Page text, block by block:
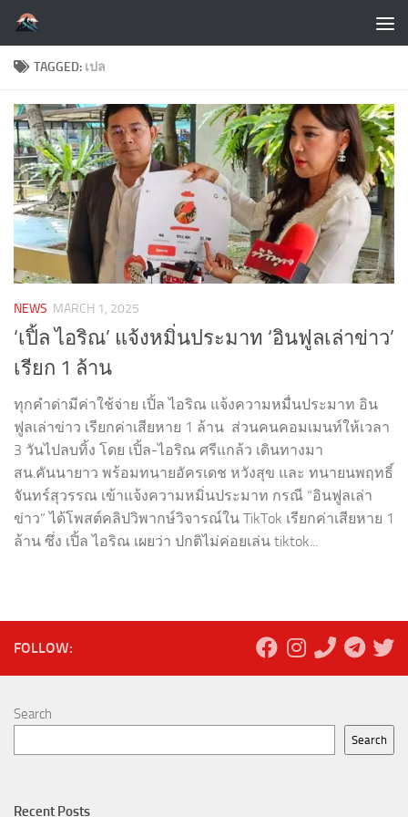
Skip to content
TAGGED: เปล
NEWS MARCH 1, 2025
‘เปิ้ล ไอริณ’ แจ้งหมิ่นประมาท ‘อินฟูลเล่าข่าว’
เรียก 1 ล้าน
ทุกคำด่ามีค่าใช้จ่าย เปิ้ล ไอริณ แจ้งความหมื่นประมาท อิน
ฟูลเล่าข่าว เรียกค่าเสียหาย 1 ล้าน ส่วนคนคอมเมนท์ให้เวลา
3 วันไปลบทิ้ง โดย เปิ้ล-ไอริณ ศรีแกล้ว เดินทางมา
สน.คันนายาว พร้อมทนายอัครเดช หวังสุข และ ทนายนพฤทธิ์
จันทร์สุวรรณ เข้าแจ้งความหมิ่นประมาท กรณี “อินฟูลเล่า
ข่าว” ได้โพสต์คลิปวิพากษ์วิจารณ์ใน TikTok เรียกค่าเสียหาย 1
ล้าน ซึ่ง เปิ้ล ไอริณ เผยว่า ปกติไม่ค่อยเล่น tiktok...
FOLLOW:
Search
Search
Recent Posts